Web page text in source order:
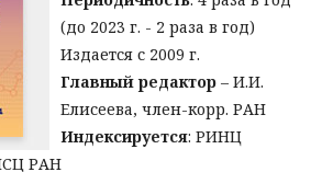
(до 2023 г. - 2 раза в год)
Издается с 2009 г.
Главный редактор – И.И.
Елисеева, член-корр. РАН
Индексируется: РИНЦ
РАН